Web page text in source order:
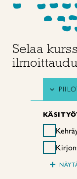
Selaa
+